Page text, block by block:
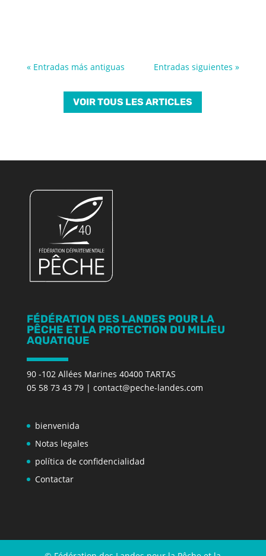
« Entradas más antiguas Entradas siguientes »
VOIR TOUS LES ARTICLES
FÉDÉRATION DES LANDES POUR LA
PÊCHE ET LA PROTECTION DU MILIEU
AQUATIQUE
90 -102 Allées Marines 40400 TARTAS
05 58 73 43 79| contact@peche-landes.com
bienvenida
Notas legales
política de confidencialidad
Contactar